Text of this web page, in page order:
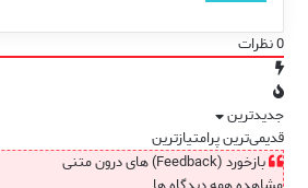
0نظرات
جدیدترین
قدیمی‌ترینپرامتیازترین
بازخورد (Feedback) های درون متنی